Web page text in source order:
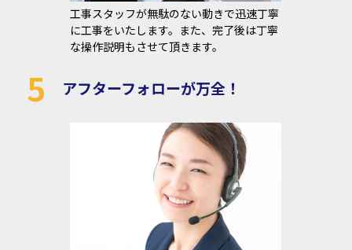
工事スタッフが無駄のない動きで迅速丁寧
に工事をいたします。また、完了後は丁寧
な操作説明もさせて頂きます。
5 アフターフォローが万全！